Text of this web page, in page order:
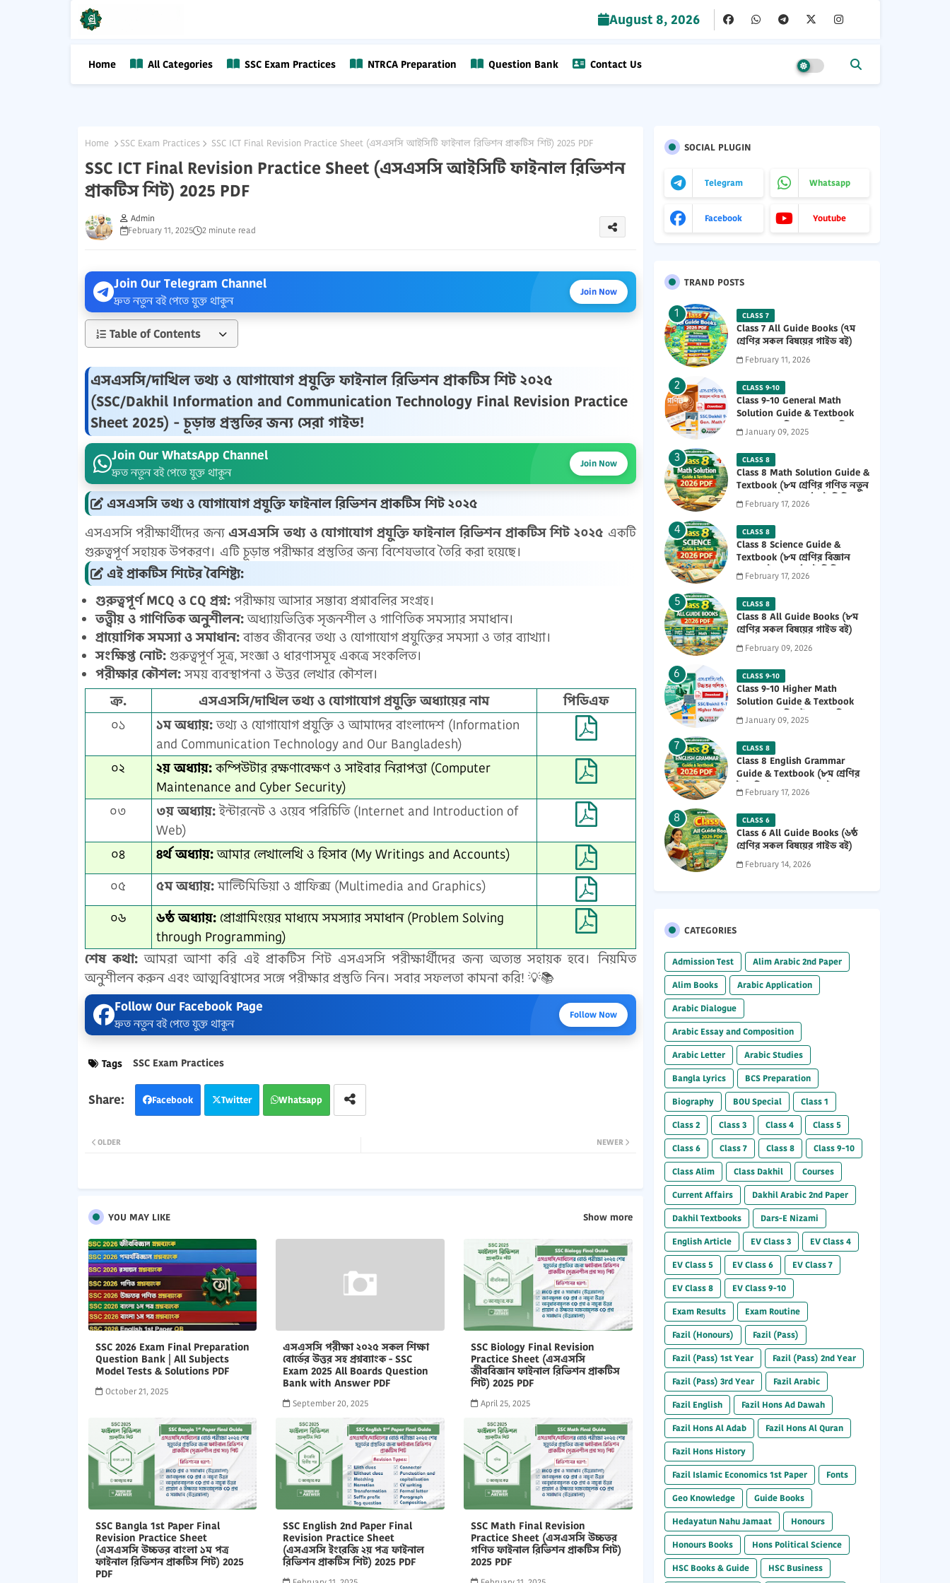
August 8, 2026
Home All Categories SSC Exam Practices NTRCA Preparation Question Bank Contact Us
Home SSC Exam Practices SSC ICT Final Revision Practice Sheet (এসএসসি আইসিটি ফাইনাল রিভিশন প্রাকটিস শিট) 2025 PDF
SSC ICT Final Revision Practice Sheet (এসএসসি আইসিটি ফাইনাল রিভিশন
প্রাকটিস শিট) 2025 PDF
Admin
February 11, 2025
2 minute read
Join Our Telegram Channel
দ্রুত নতুন বই পেতে যুক্ত থাকুন
Join Now
Table of Contents
এসএসসি/দাখিল তথ্য ও যোগাযোগ প্রযুক্তি ফাইনাল রিভিশন প্রাকটিস শিট ২০২৫
(SSC/Dakhil Information and Communication Technology Final Revision Practice
Sheet 2025) - চূড়ান্ত প্রস্তুতির জন্য সেরা গাইড!
Join Our WhatsApp Channel
দ্রুত নতুন বই পেতে যুক্ত থাকুন
Join Now
এসএসসি তথ্য ও যোগাযোগ প্রযুক্তি ফাইনাল রিভিশন প্রাকটিস শিট ২০২৫
এসএসসি পরীক্ষার্থীদের জন্যএসএসসি তথ্য ও যোগাযোগ প্রযুক্তি ফাইনাল রিভিশন প্রাকটিস শিট ২০২৫ একটি
গুরুত্বপূর্ণ সহায়ক উপকরণ। এটি চূড়ান্ত পরীক্ষার প্রস্তুতির জন্য বিশেষভাবে তৈরি করা হয়েছে।
এই প্রাকটিস শিটের বৈশিষ্ট্য:
গুরুত্বপূর্ণ MCQ ও CQ প্রশ্ন:পরীক্ষায় আসার সম্ভাব্য প্রশ্নাবলির সংগ্রহ।
তত্ত্বীয় ও গাণিতিক অনুশীলন:অধ্যায়ভিত্তিক সৃজনশীল ও গাণিতিক সমস্যার সমাধান।
প্রায়োগিক সমস্যা ও সমাধান:বাস্তব জীবনের তথ্য ও যোগাযোগ প্রযুক্তিের সমস্যা ও তার ব্যাখ্যা।
সংক্ষিপ্ত নোট:গুরুত্বপূর্ণ সূত্র, সংজ্ঞা ও ধারণাসমূহ একত্রে সংকলিত।
পরীক্ষার কৌশল:সময় ব্যবস্থাপনা ও উত্তর লেখার কৌশল।
ক্র.
এসএসসি/দাখিল তথ্য ও যোগাযোগ প্রযুক্তি অধ্যায়ের নাম
পিডিএফ
০১
১ম অধ্যায়:তথ্য ও যোগাযোগ প্রযুক্তি ও আমাদের বাংলাদেশ (Information
and Communication Technology and Our Bangladesh)
০২
২য় অধ্যায়:কম্পিউটার রক্ষণাবেক্ষণ ও সাইবার নিরাপত্তা (Computer
Maintenance and Cyber Security)
০৩
৩য় অধ্যায়:ইন্টারনেট ও ওয়েব পরিচিতি (Internet and Introduction of
Web)
০৪
৪র্থ অধ্যায়:আমার লেখালেখি ও হিসাব (My Writings and Accounts)
০৫
৫ম অধ্যায়:মাল্টিমিডিয়া ও গ্রাফিক্স (Multimedia and Graphics)
০৬
৬ষ্ঠ অধ্যায়:প্রোগ্রামিংয়ের মাধ্যমে সমস্যার সমাধান (Problem Solving
through Programming)
শেষ কথা:আমরা আশা করি এই প্রাকটিস শিট এসএসসি পরীক্ষার্থীদের জন্য অত্যন্ত সহায়ক হবে। নিয়মিত
অনুশীলন করুন এবং আত্মবিশ্বাসের সঙ্গে পরীক্ষার প্রস্তুতি নিন। সবার সফলতা কামনা করি! 💡📚
Follow Our Facebook Page
দ্রুত নতুন বই পেতে যুক্ত থাকুন
Follow Now
Tags SSC Exam Practices
Facebook Twitter Whatsapp
NEWER
OLDER
YOU MAY LIKE Show more
SSC 2026 Exam Final Preparation
Question Bank | All Subjects
Model Tests & Solutions PDF
October 21, 2025
এসএসসি পরীক্ষা ২০২৫ সকল শিক্ষা
বোর্ডের উত্তর সহ প্রশ্নব্যাংক - SSC
Exam 2025 All Boards Question
Bank with Answer PDF
September 20, 2025
SSC Biology Final Revision
Practice Sheet (এসএসসি
জীববিজ্ঞান ফাইনাল রিভিশন প্রাকটিস
শিট) 2025 PDF
April 25, 2025
SSC Bangla 1st Paper Final
Revision Practice Sheet
(এসএসসি উচ্চতর বাংলা ১ম পত্র
ফাইনাল রিভিশন প্রাকটিস শিট) 2025
PDF
SSC English 2nd Paper Final
Revision Practice Sheet
(এসএসসি ইংরেজি ২য় পত্র ফাইনাল
রিভিশন প্রাকটিস শিট) 2025 PDF
SSC Math Final Revision
Practice Sheet (এসএসসি উচ্চতর
গণিত ফাইনাল রিভিশন প্রাকটিস শিট)
2025 PDF
SOCIAL PLUGIN
Telegram Whatsapp
Facebook Youtube
TRAND POSTS
CLASS 7
Class 7 All Guide Books (৭ম
শ্রেণির সকল বিষয়ের গাইড বই)
2026 PDF
February 11, 2026
CLASS 9-10
Class 9-10 General Math
Solution Guide & Textbook
(৯ম-১০ম শ্রেণির সাধারণ গণিত
সমাধান গাইড) 2025 PDF
January 09, 2025
CLASS 8
Class 8 Math Solution Guide &
Textbook (৮ম শ্রেণির গণিত নতুন
সমাধান গাইড ও পাঠ্যবই পিডিএফ)
2026 PDF
February 17, 2026
CLASS 8
Class 8 Science Guide &
Textbook (৮ম শ্রেণির বিজ্ঞান
নতুন গাইড ও পাঠ্যবই পিডিএফ)
2026 PDF
February 17, 2026
CLASS 8
Class 8 All Guide Books (৮ম
শ্রেণির সকল বিষয়ের গাইড বই)
2026 PDF
February 09, 2026
CLASS 9-10
Class 9-10 Higher Math
Solution Guide & Textbook
(৯ম-১০ম শ্রেণির উচ্চতর গণিত
সমাধান গাইড) 2025 PDF
January 09, 2025
CLASS 8
Class 8 English Grammar
Guide & Textbook (৮ম শ্রেণির
ইংরেজি ২য় পত্র নতুন গাইড ও
পাঠ্যবই পিডিএফ) 2026 PDF
February 17, 2026
CLASS 6
Class 6 All Guide Books (৬ষ্ঠ
শ্রেণির সকল বিষয়ের গাইড বই)
2026 PDF
February 14, 2026
CATEGORIES
Admission Test
Alim Arabic 2nd Paper
Alim Books
Arabic Application
Arabic Dialogue
Arabic Essay and Composition
Arabic Letter
Arabic Studies
Bangla Lyrics
BCS Preparation
Biography
BOU Special
Class 1
Class 2
Class 3 Class 4
Class 5
Class 6
Class 7 Class 8
Class 9-10
Class Alim
Class Dakhil
Courses
Current Affairs
Dakhil Arabic 2nd Paper
Dakhil Textbooks
Dars-E Nizami
English Article
EV Class 3
EV Class 4
EV Class 5
EV Class 6
EV Class 7
EV Class 8
EV Class 9-10
Exam Results
Exam Routine
Fazil (Honours)
Fazil (Pass)
Fazil (Pass) 1st Year
Fazil (Pass) 2nd Year
Fazil (Pass) 3rd Year
Fazil Arabic
Fazil English
Fazil Hons Ad Dawah
Fazil Hons Al Adab
Fazil Hons Al Quran
Fazil Hons History
Fazil Islamic Economics 1st Paper
Fonts
Geo Knowledge
Guide Books
Hedayatun Nahu Jamaat
Honours
Honours Books
Hons Political Science
HSC Books & Guide
HSC Business